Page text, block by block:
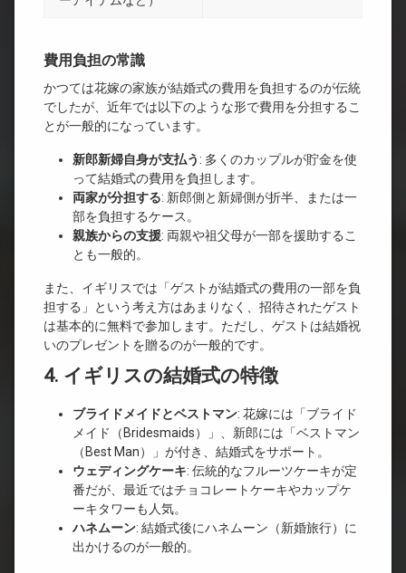
費用負担の常識
かつては花嫁の家族が結婚式の費用を負担するのが伝統
でしたが、近年では以下のような形で費用を分担するこ
とが一般的になっています。
新郎新婦自身が支払う : 多くのカップルが貯金を使
って結婚式の費用を負担します。
両家が分担する: 新郎側と新婦側が折半、または一
部を負担するケース。
親族からの支援: 両親や祖父母が一部を援助するこ
とも一般的。
また、イギリスでは「ゲストが結婚式の費用の一部を負
担する」という考え方はあまりなく、招待されたゲスト
は基本的に無料で参加します。ただし、ゲストは結婚祝
いのプレゼントを贈るのが一般的です。
4. イギリスの結婚式の特徴
ブライドメイドとベストマン: 花嫁には「ブライド
メイド（Bridesmaids）」、新郎には「ベストマン
（Best Man）」が付き、結婚式をサポート。
ウェディングケーキ: 伝統的なフルーツケーキが定
番だが、最近ではチョコレートケーキやカップケ
ーキタワーも人気。
ハネムーン: 結婚式後にハネムーン（新婚旅行）に
出かけるのが一般的。